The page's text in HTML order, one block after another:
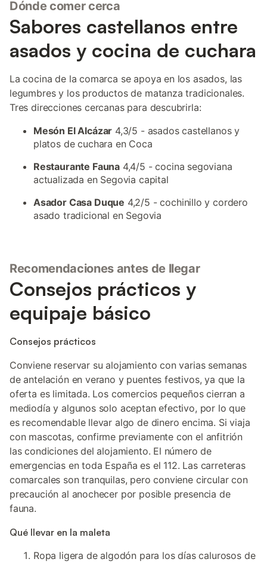
Dónde comer cerca
Sabores castellanos entre
asados y cocina de cuchara
La cocina de la comarca se apoya en los asados, las
legumbres y los productos de matanza tradicionales.
Tres direcciones cercanas para descubrirla:
Mesón El Alcázar 4,3/5 - asados castellanos y
platos de cuchara en Coca
Restaurante Fauna 4,4/5 - cocina segoviana
actualizada en Segovia capital
Asador Casa Duque 4,2/5 - cochinillo y cordero
asado tradicional en Segovia
Recomendaciones antes de llegar
Consejos prácticos y
equipaje básico
Consejos prácticos
Conviene reservar su alojamiento con varias semanas
de antelación en verano y puentes festivos, ya que la
oferta es limitada. Los comercios pequeños cierran a
mediodía y algunos solo aceptan efectivo, por lo que
es recomendable llevar algo de dinero encima. Si viaja
con mascotas, confirme previamente con el anfitrión
las condiciones del alojamiento. El número de
emergencias en toda España es el 112. Las carreteras
comarcales son tranquilas, pero conviene circular con
precaución al anochecer por posible presencia de
fauna.
Qué llevar en la maleta
Ropa ligera de algodón para los días calurosos de